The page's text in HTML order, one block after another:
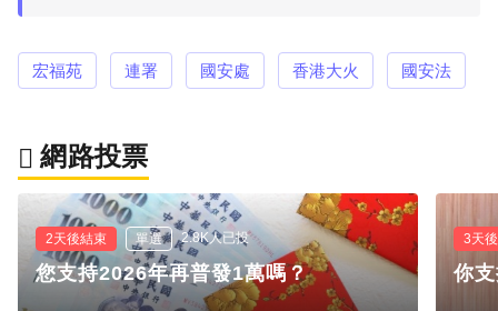
宏福苑 連署 國安處 香港大火 國安法
網路投票
2天後結束 單選 2.8K人已投
您支持2026年再普發1萬嗎？
3天
你